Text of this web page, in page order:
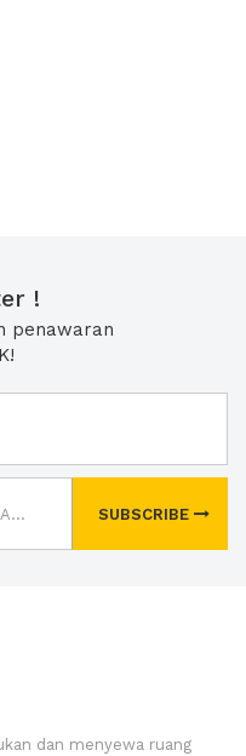
!
penawaran
SUBSCRIBE
dan menyewa ruang